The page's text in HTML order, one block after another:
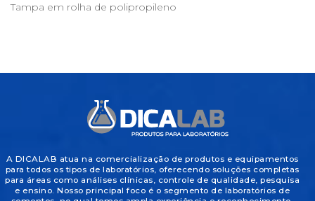
Tampa em rolha de polipropileno
A DICALAB atua na comercialização de produtos e equipamentos
para todos os tipos de laboratórios, oferecendo soluções completas
para áreas como análises clínicas, controle de qualidade, pesquisa
e ensino. Nosso principal foco é o segmento de laboratórios de